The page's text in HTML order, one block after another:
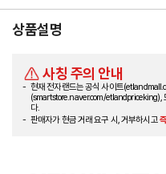
상품설명
사칭 주의 안내
현재 전자랜드는 공식 사이트
(smartstore.naver.com/etlandpriceking),
다.
판매자가 현금 거래 요구 시, 거부하시고